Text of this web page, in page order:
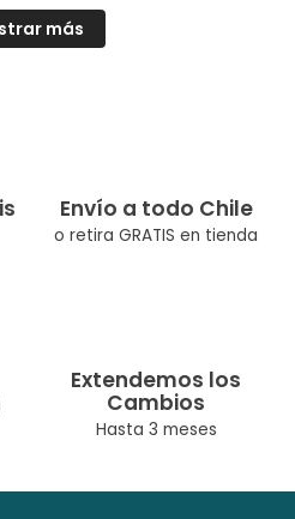
más
Envío a todo Chile
o retira GRATIS en tienda
Extendemos los
Cambios
Hasta 3 meses